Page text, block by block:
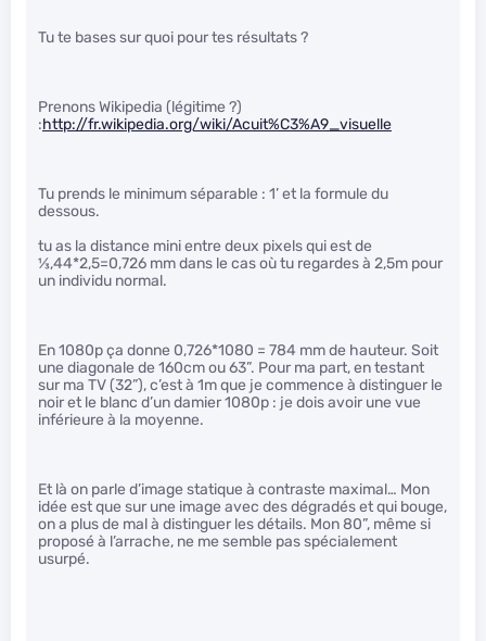
Tu te bases sur quoi pour tes résultats ?
Prenons Wikipedia (légitime ?)
:http://fr.wikipedia.org/wiki/Acuit%C3%A9_visuelle
Tu prends le minimum séparable : 1’ et la formule du
dessous.
tu as la distance mini entre deux pixels qui est de
1⁄3,44*2,5=0,726 mm dans le cas où tu regardes à 2,5m pour
un individu normal.
En 1080p ça donne 0,726*1080 = 784 mm de hauteur. Soit
une diagonale de 160cm ou 63”. Pour ma part, en testant
sur ma TV (32”), c’est à 1m que je commence à distinguer le
noir et le blanc d’un damier 1080p : je dois avoir une vue
inférieure à la moyenne.
Et là on parle d’image statique à contraste maximal… Mon
idée est que sur une image avec des dégradés et qui bouge,
on a plus de mal à distinguer les détails. Mon 80”, même si
proposé à l’arrache, ne me semble pas spécialement
usurpé.